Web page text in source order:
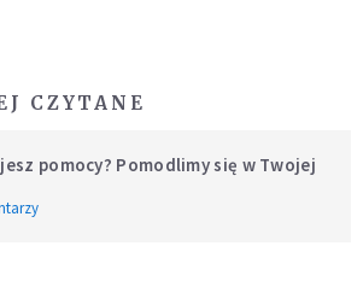
CZYTANE
pomocy? Pomodlimy się w Twojej